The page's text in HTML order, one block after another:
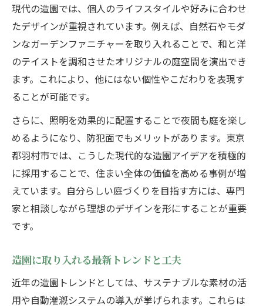
現代の造園では、個人のライフスタイルや好みに合わせ
たデザインが重視されています。例えば、自然石やモダ
ンなガーデンファニチャーを取り入れることで、和と洋
のテイストを調和させたオリジナルの庭空間を演出でき
ます。これにより、他にはない個性やこだわりを表現す
ることが可能です。
さらに、照明を効果的に配置することで夜間も庭を楽し
めるようになり、防犯面でもメリットがあります。東京
都羽村市では、こうした現代的な造園アイデアを積極的
に採用することで、住まい全体の価値を高める事例が増
えています。自分らしい庭づくりを目指す方には、専門
家と相談しながら理想のデザインを形にすることが重要
です。
造園に取り入れる最新トレンドと工夫
近年の造園トレンドとしては、サステナブルな素材の活
用や自動灌漑システムの導入が挙げられます。これらは